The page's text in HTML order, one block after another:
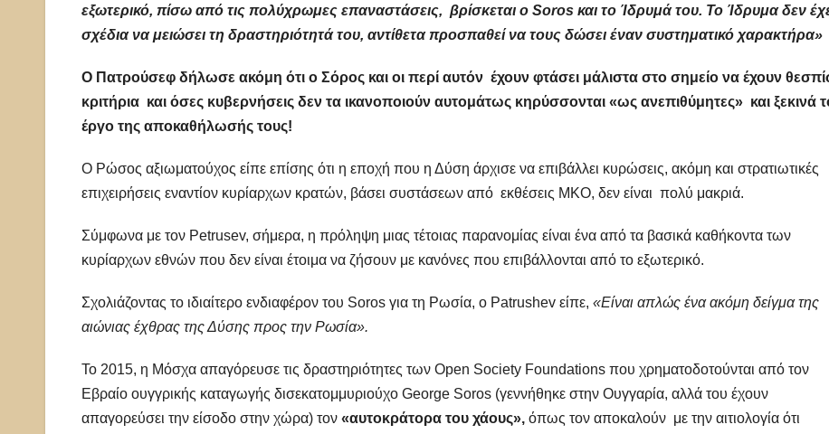
εξωτερικό, πίσω από τις πολύχρωμες επαναστάσεις, βρίσκεται ο Soros και το Ίδρυμά του. Το Ίδρυμα δεν
σχέδια να μειώσει τη δραστηριότητά του, αντίθετα προσπαθεί να τους δώσει έναν συστηματικό χαρακτήρα»
Ο Πατρούσεφ δήλωσε ακόμη ότι ο Σόρος και οι περί αυτόν έχουν φτάσει μάλιστα στο σημείο να έχουν
κριτήρια και όσες κυβερνήσεις δεν τα ικανοποιούν αυτομάτως κηρύσσονται «ως ανεπιθύμητες» και ξεκινά
έργο της αποκαθήλωσής τους!
Ο Ρώσος αξιωματούχος είπε επίσης ότι η εποχή που η Δύση άρχισε να επιβάλλει κυρώσεις, ακόμη και στρατιωτικές
επιχειρήσεις εναντίον κυρίαρχων κρατών, βάσει συστάσεων από εκθέσεις ΜΚΟ, δεν είναι πολύ μακριά.
Σύμφωνα με τον Petrusev, σήμερα, η πρόληψη μιας τέτοιας παρανομίας είναι ένα από τα βασικά καθήκοντα των
κυρίαρχων εθνών που δεν είναι έτοιμα να ζήσουν με κανόνες που επιβάλλονται από το εξωτερικό.
Σχολιάζοντας το ιδιαίτερο ενδιαφέρον του Soros για τη Ρωσία, ο Patrushev είπε, «Είναι απλώς ένα ακόμη δείγμα της
αιώνιας έχθρας της Δύσης προς την Ρωσία».
Το 2015, η Μόσχα απαγόρευσε τις δραστηριότητες των Open Society Foundations που χρηματοδοτούνται από τον
Εβραίο ουγγρικής καταγωγής δισεκατομμυριούχο George Soros (γεννήθηκε στην Ουγγαρία, αλλά του έχουν
απαγορεύσει την είσοδο στην χώρα) τον «αυτοκράτορα του χάους», όπως τον αποκαλούν με την αιτιολογία ότι